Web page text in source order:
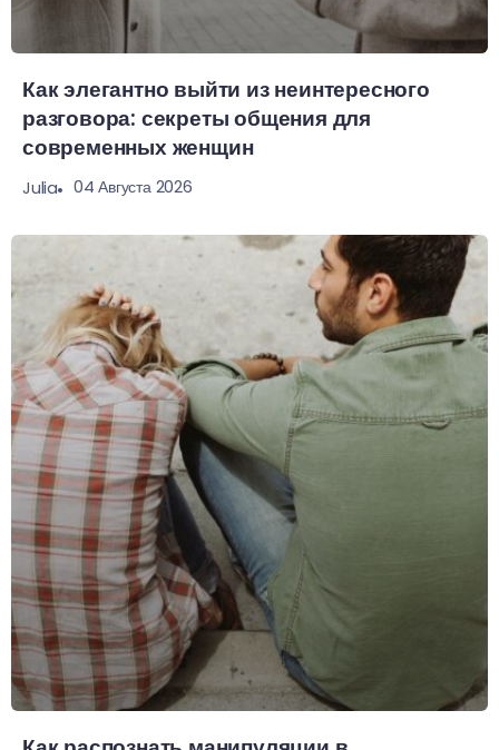
Как элегантно выйти из неинтересного
разговора: секреты общения для
современных женщин
Julia 04 Августа 2026